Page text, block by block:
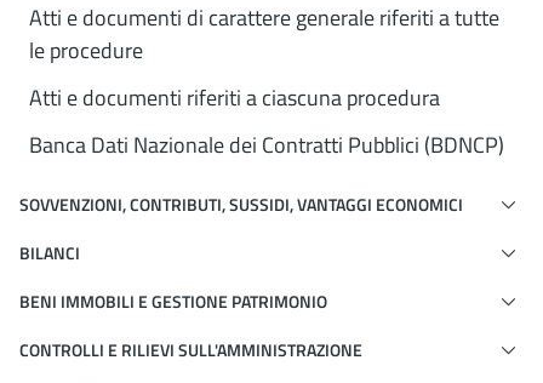
Atti e documenti di carattere generale riferiti a tutte
le procedure
Atti e documenti riferiti a ciascuna procedura
Banca Dati Nazionale dei Contratti Pubblici (BDNCP)
SOVVENZIONI, CONTRIBUTI, SUSSIDI, VANTAGGI ECONOMICI
BILANCI
BENI IMMOBILI E GESTIONE PATRIMONIO
CONTROLLI E RILIEVI SULL'AMMINISTRAZIONE